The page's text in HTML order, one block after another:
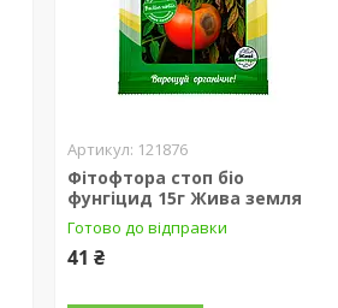
121876
Фітофтора стоп біо
фунгіцид 15г Жива земля
Готово до відправки
41 ₴